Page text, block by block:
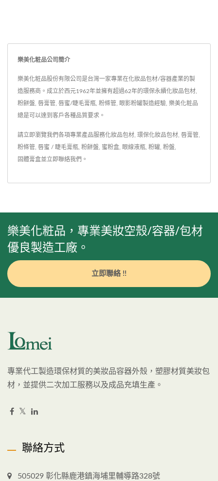
樂美化粧品公司簡介
樂美化粧品股份有限公司是台灣一家專業在化妝品包材/容器產業的製
造服務商。成立於西元1962年並擁有超過62年的環保永續化妝品包材,
粉餅盤, 唇膏管, 唇蜜/睫毛膏瓶, 粉條管, 眼影粉罐製造經驗, 樂美化粧品
總是可以達到客戶各種品質要求。
請立即瀏覽我們各項專業產品服務化妝品包材 環保化妝品包材 唇膏管
粉條管 唇蜜 / 睫毛膏瓶 粉餅盤 蜜粉盒 眼線液瓶 粉罐 粉盤
固體膏盒並立即聯絡我們 。
樂美化粧品，專業美妝空殼/容器/包材
優良製造工廠。
立即聯絡 !!
專業代工製造環保材質的美妝品容器外殼，塑膠材質美妝包
材，並提供二次加工服務以及成品充填生產。
聯絡方式
505029 彰化縣鹿港鎮海埔里輔導路328號